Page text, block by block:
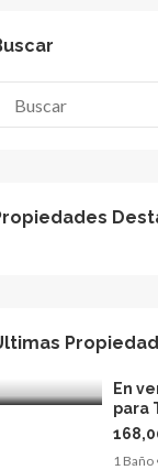
En
para
1 Baño